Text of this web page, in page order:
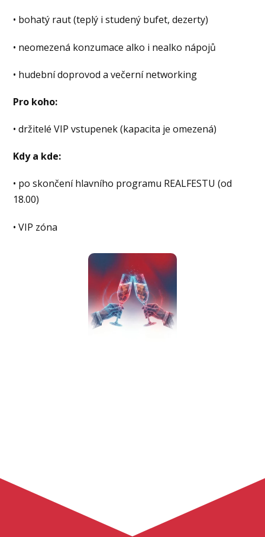
• bohatý raut (teplý i studený bufet, dezerty)
• neomezená konzumace alko i nealko nápojů
• hudební doprovod a večerní networking
Pro koho:
• držitelé VIP vstupenek (kapacita je omezená)
Kdy a kde:
• po skončení hlavního programu REALFESTU (od
18.00)
• VIP zóna